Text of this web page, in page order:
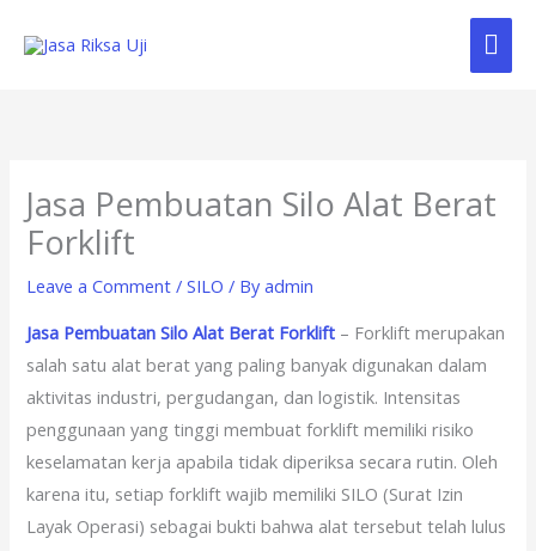
Jasa Pembuatan Silo Alat Berat
Forklift
Leave a Comment /SILO / Byadmin
Jasa Pembuatan Silo Alat Berat Forklift – Forklift merupakan
salah satu alat berat yang paling banyak digunakan dalam
aktivitas industri, pergudangan, dan logistik. Intensitas
penggunaan yang tinggi membuat forklift memiliki risiko
keselamatan kerja apabila tidak diperiksa secara rutin. Oleh
karena itu, setiap forklift wajib memiliki SILO (Surat Izin
Layak Operasi) sebagai bukti bahwa alat tersebut telah lulus